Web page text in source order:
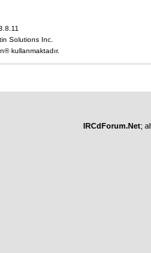
Solutions Inc.
kullanmaktadır.
IRCdForum.Net;